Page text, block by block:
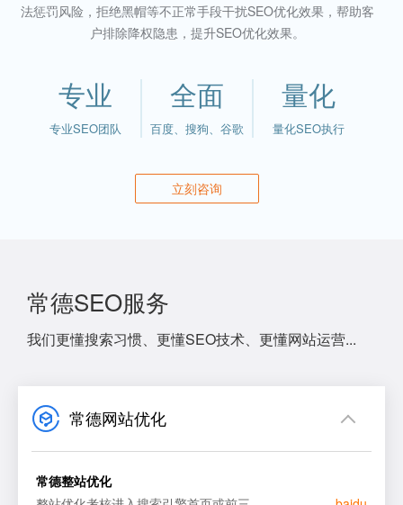
法惩罚风险，拒绝黑帽等不正常手段干扰SEO优化效果，帮助客
户排除降权隐患，提升SEO优化效果。
专业
专业SEO团队
全面
百度、搜狗、谷歌
量化
量化SEO执行
立刻咨询
常德SEO服务
我们更懂搜索习惯、更懂SEO技术、更懂网站运营...
常德网站优化
常德整站优化